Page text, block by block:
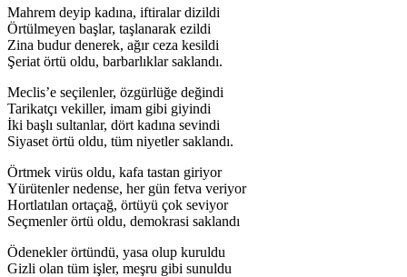
Mahrem deyip kadına, iftiralar dizildi
Örtülmeyen başlar, taşlanarak ezildi
Zina budur denerek, ağır ceza kesildi
Şeriat örtü oldu, barbarlıklar saklandı.
Meclis’e seçilenler, özgürlüğe değindi
Tarikatçı vekiller, imam gibi giyindi
İki başlı sultanlar, dört kadına sevindi
Siyaset örtü oldu, tüm niyetler saklandı.
Örtmek virüs oldu, kafa tastan giriyor
Yürütenler nedense, her gün fetva veriyor
Hortlatılan ortaçağ, örtüyü çok seviyor
Seçmenler örtü oldu, demokrasi saklandı
Ödenekler örtündü, yasa olup kuruldu
Gizli olan tüm işler, meşru gibi sunuldu